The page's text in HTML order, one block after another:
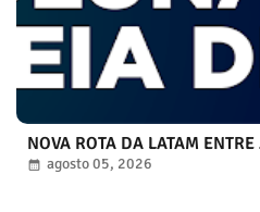
NOVA ROTA DA LATAM
agosto 05, 2026